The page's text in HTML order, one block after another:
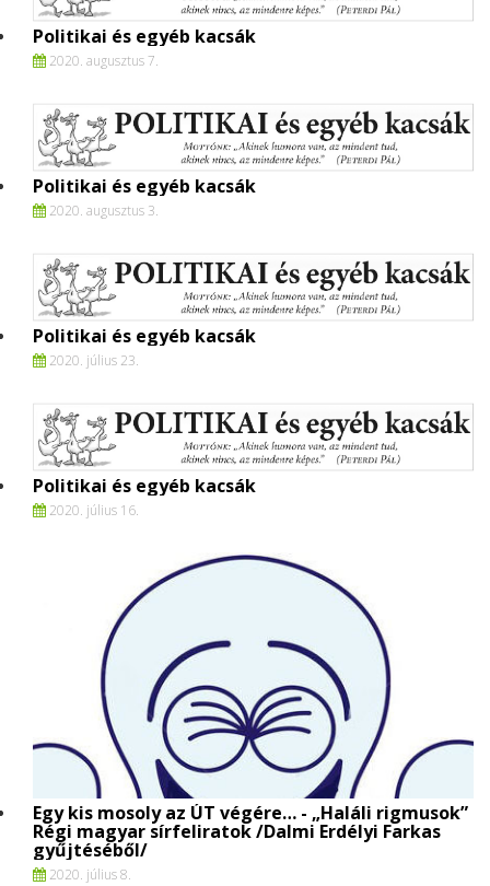
Politikai és egyéb kacsák
2020. augusztus 7.
Politikai és egyéb kacsák
2020. augusztus 3.
Politikai és egyéb kacsák
2020. július 23.
Politikai és egyéb kacsák
2020. július 16.
Egy kis mosoly az ÚT végére… - „Haláli rigmusok”
Régi magyar sírfeliratok /Dalmi Erdélyi Farkas
gyűjtéséből/
2020. július 8.